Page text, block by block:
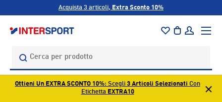
Acquista 3 articoli, Extra Sconto 10%
Cerca
BorsaAccedi
Menu
Ottieni Un EXTRA SCONTO 10%: Scegli 3 Articoli Selezionati Con
Etichetta EXTRA10